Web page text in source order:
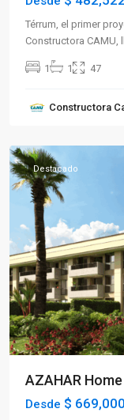
Térrum, el primer
Constructora CAMU,
1 1 47
Constructora
Sur,
Previous
Destacado
AZAHAR
Desde $